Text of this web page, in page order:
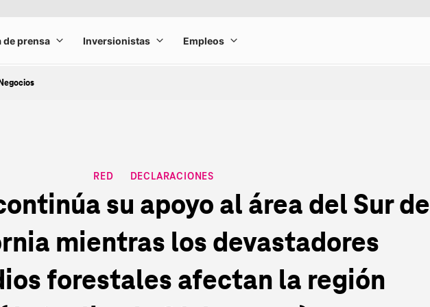
Negocios
RED DECLARACIONES
su apoyo al área del Sur de
mientras los devastadores
forestales afectan la región